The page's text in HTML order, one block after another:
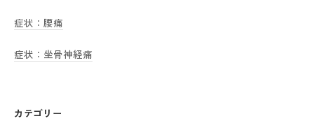
症状：腰痛
症状：坐骨神経痛
カテゴリー